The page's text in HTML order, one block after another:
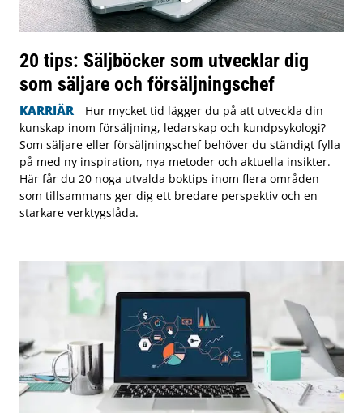
20 tips: Säljböcker som utvecklar dig
som säljare och försäljningschef
KARRIÄR
Hur mycket tid lägger du på att utveckla din
kunskap inom försäljning, ledarskap och kundpsykologi?
Som säljare eller försäljningschef behöver du ständigt fylla
på med ny inspiration, nya metoder och aktuella insikter.
Här får du 20 noga utvalda boktips inom flera områden
som tillsammans ger dig ett bredare perspektiv och en
starkare verktygslåda.